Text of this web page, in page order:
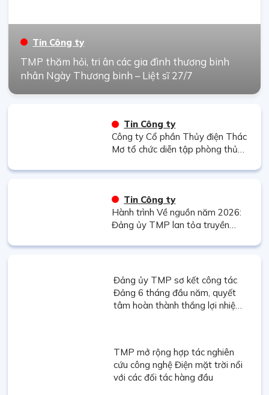
Tin Công ty
TMP thăm hỏi, tri ân các gia đình thương binh
nhân Ngày Thương binh – Liệt sĩ 27/7
Tin Công ty
Công ty Cổ phần Thủy điện Thác
Mơ tổ chức diễn tập phòng thủ
Tin Công ty
Hành trình Về nguồn năm 2026:
Đảng ủy TMP lan tỏa truyền
Đảng ủy TMP sơ kết công tác
Đảng 6 tháng đầu năm, quyết
tâm hoàn thành thắng lợi nhiệm
TMP mở rộng hợp tác nghiên
cứu công nghệ Điện mặt trời nổi
với các đối tác hàng đầu